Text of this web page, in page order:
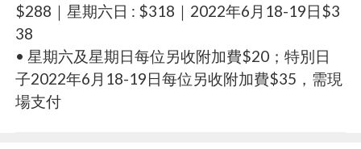
$288｜星期六日 : $318｜2022年6月18-19日$3
38
• 星期六及星期日每位另收附加費$20；特別日
子2022年6月18-19日每位另收附加費$35，需現
場支付